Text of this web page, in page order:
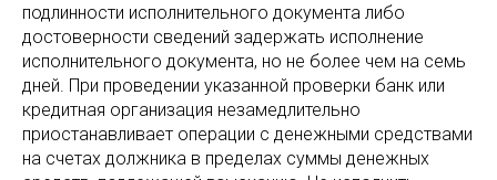
подлинности исполнительного документа либо
достоверности сведений задержать исполнение
исполнительного документа, но не более чем на семь
дней. При проведении указанной проверки банк или
кредитная организация незамедлительно
приостанавливает операции с денежными средствами
на счетах должника в пределах суммы денежных